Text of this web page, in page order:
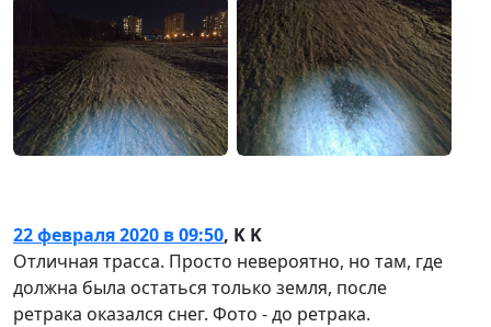
22 февраля 2020 в 09:50, K K
Отличная трасса. Просто невероятно, но там, где
должна была остаться только земля, после
ретрака оказался снег. Фото - до ретрака.